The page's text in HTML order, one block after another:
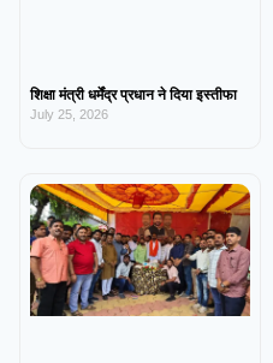
शिक्षा मंत्री धर्मेंद्र प्रधान ने दिया इस्तीफा
July 25, 2026